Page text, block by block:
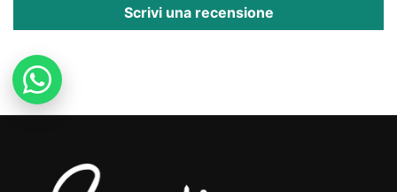
Scrivi una recensione